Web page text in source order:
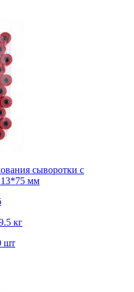
сыворотки с
13*75 мм
кг
шт